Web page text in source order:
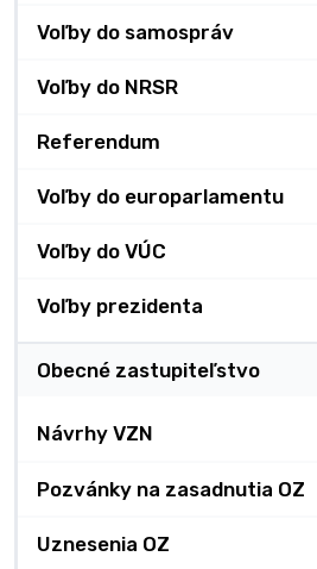
Voľby do samospráv
Voľby do NRSR
Referendum
Voľby do europarlamentu
Voľby do VÚC
Voľby prezidenta
Obecné zastupiteľstvo
Návrhy VZN
Pozvánky na zasadnutia OZ
Uznesenia OZ